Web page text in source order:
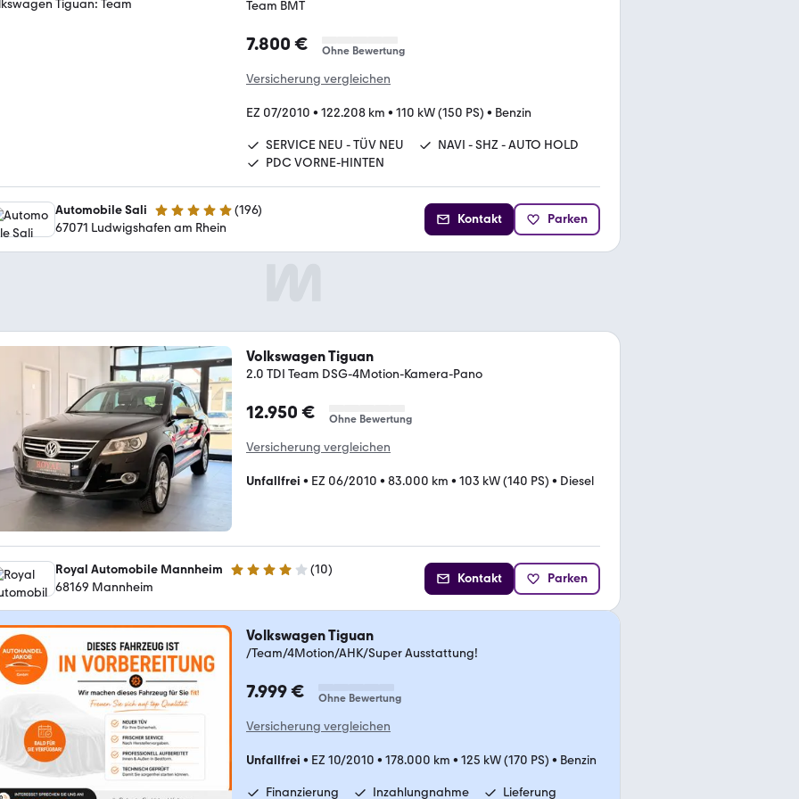
Team BMT
7.800 € Ohne Bewertung
Versicherung vergleichen
EZ 07/2010 • 122.208 km • 110 kW (150 PS) • Benzin
SERVICE NEU - TÜV NEU
NAVI - SHZ - AUTO HOLD
PDC VORNE-HINTEN
Automobile Sali 5 Sterne (196)
67071 Ludwigshafen am Rhein
Kontakt Parken
Volkswagen Tiguan
2.0 TDI Team DSG-4Motion-Kamera-Pano
12.950 € Ohne Bewertung
Versicherung vergleichen
Unfallfrei • EZ 06/2010 • 83.000 km • 103 kW (140 PS) • Diesel
Royal Automobile Mannheim 4.2 Sterne (10)
68169 Mannheim
Kontakt Parken
Volkswagen Tiguan
/Team/4Motion/AHK/Super Ausstattung!
7.999 € Ohne Bewertung
Versicherung vergleichen
Unfallfrei • EZ 10/2010 • 178.000 km • 125 kW (170 PS) • Benzin
Finanzierung Inzahlungnahme Lieferung